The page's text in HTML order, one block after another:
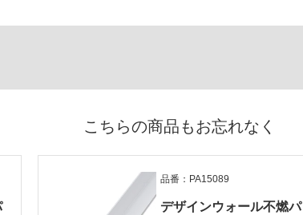
こちらの商品もお忘れなく
デザインウォール不燃パ
品番：PA15089